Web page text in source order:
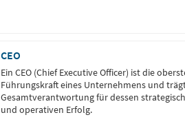
CEO
Ein CEO (Chief Executive Officer) ist die
Führungskraft eines Unternehmens und
Gesamtverantwortung für dessen
und operativen Erfolg.